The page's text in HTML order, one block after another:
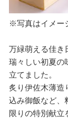
※写真はイメー
万緑萌える佳き
瑞々しい初夏の
立てました。
炙り伊佐木薄造
込み御飯など、
限りの特別献立